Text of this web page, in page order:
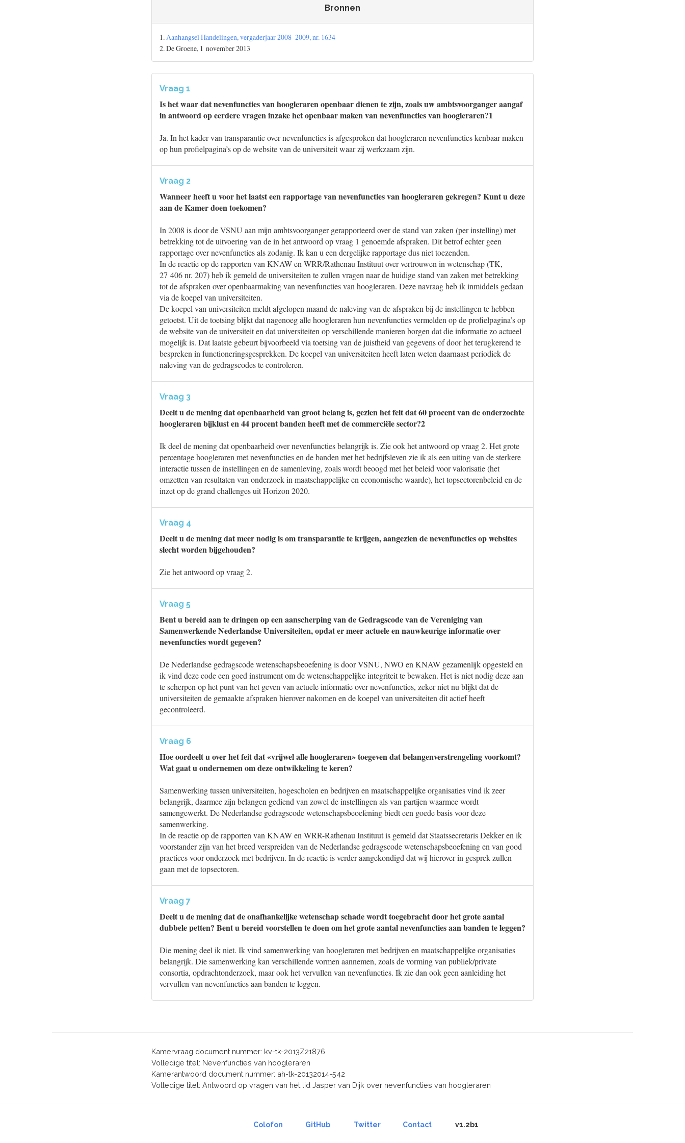
Bronnen
1.Aanhangsel Handelingen, vergaderjaar 2008–2009, nr. 1634
2. De Groene, 1 november 2013
Vraag 1
Is het waar dat nevenfuncties van hoogleraren openbaar dienen te zijn, zoals uw ambtsvoorganger aangaf
in antwoord op eerdere vragen inzake het openbaar maken van nevenfuncties van hoogleraren?1
Ja. In het kader van transparantie over nevenfuncties is afgesproken dat hoogleraren nevenfuncties kenbaar maken
op hun profielpagina’s op de website van de universiteit waar zij werkzaam zijn.
Vraag 2
Wanneer heeft u voor het laatst een rapportage van nevenfuncties van hoogleraren gekregen? Kunt u deze
aan de Kamer doen toekomen?
In 2008 is door de VSNU aan mijn ambtsvoorganger gerapporteerd over de stand van zaken (per instelling) met
betrekking tot de uitvoering van de in het antwoord op vraag 1 genoemde afspraken. Dit betrof echter geen
rapportage over nevenfuncties als zodanig. Ik kan u een dergelijke rapportage dus niet toezenden.
In de reactie op de rapporten van KNAW en WRR/Rathenau Instituut over vertrouwen in wetenschap (TK,
27 406 nr. 207) heb ik gemeld de universiteiten te zullen vragen naar de huidige stand van zaken met betrekking
tot de afspraken over openbaarmaking van nevenfuncties van hoogleraren. Deze navraag heb ik inmiddels gedaan
via de koepel van universiteiten.
De koepel van universiteiten meldt afgelopen maand de naleving van de afspraken bij de instellingen te hebben
getoetst. Uit de toetsing blijkt dat nagenoeg alle hoogleraren hun nevenfuncties vermelden op de profielpagina’s op
de website van de universiteit en dat universiteiten op verschillende manieren borgen dat die informatie zo actueel
mogelijk is. Dat laatste gebeurt bijvoorbeeld via toetsing van de juistheid van gegevens of door het terugkerend te
bespreken in functioneringsgesprekken. De koepel van universiteiten heeft laten weten daarnaast periodiek de
naleving van de gedragscodes te controleren.
Vraag 3
Deelt u de mening dat openbaarheid van groot belang is, gezien het feit dat 60 procent van de onderzochte
hoogleraren bijklust en 44 procent banden heeft met de commerciële sector?2
Ik deel de mening dat openbaarheid over nevenfuncties belangrijk is. Zie ook het antwoord op vraag 2. Het grote
percentage hoogleraren met nevenfuncties en de banden met het bedrijfsleven zie ik als een uiting van de sterkere
interactie tussen de instellingen en de samenleving, zoals wordt beoogd met het beleid voor valorisatie (het
omzetten van resultaten van onderzoek in maatschappelijke en economische waarde), het topsectorenbeleid en de
inzet op de grand challenges uit Horizon 2020.
Vraag 4
Deelt u de mening dat meer nodig is om transparantie te krijgen, aangezien de nevenfuncties op websites
slecht worden bijgehouden?
Zie het antwoord op vraag 2.
Vraag 5
Bent u bereid aan te dringen op een aanscherping van de Gedragscode van de Vereniging van
Samenwerkende Nederlandse Universiteiten, opdat er meer actuele en nauwkeurige informatie over
nevenfuncties wordt gegeven?
De Nederlandse gedragscode wetenschapsbeoefening is door VSNU, NWO en KNAW gezamenlijk opgesteld en
ik vind deze code een goed instrument om de wetenschappelijke integriteit te bewaken. Het is niet nodig deze aan
te scherpen op het punt van het geven van actuele informatie over nevenfuncties, zeker niet nu blijkt dat de
universiteiten de gemaakte afspraken hierover nakomen en de koepel van universiteiten dit actief heeft
gecontroleerd.
Vraag 6
Hoe oordeelt u over het feit dat «vrijwel alle hoogleraren» toegeven dat belangenverstrengeling voorkomt?
Wat gaat u ondernemen om deze ontwikkeling te keren?
Samenwerking tussen universiteiten, hogescholen en bedrijven en maatschappelijke organisaties vind ik zeer
belangrijk, daarmee zijn belangen gediend van zowel de instellingen als van partijen waarmee wordt
samengewerkt. De Nederlandse gedragscode wetenschapsbeoefening biedt een goede basis voor deze
samenwerking.
In de reactie op de rapporten van KNAW en WRR-Rathenau Instituut is gemeld dat Staatssecretaris Dekker en ik
voorstander zijn van het breed verspreiden van de Nederlandse gedragscode wetenschapsbeoefening en van good
practices voor onderzoek met bedrijven. In de reactie is verder aangekondigd dat wij hierover in gesprek zullen
gaan met de topsectoren.
Vraag 7
Deelt u de mening dat de onafhankelijke wetenschap schade wordt toegebracht door het grote aantal
dubbele petten? Bent u bereid voorstellen te doen om het grote aantal nevenfuncties aan banden te leggen?
Die mening deel ik niet. Ik vind samenwerking van hoogleraren met bedrijven en maatschappelijke organisaties
belangrijk. Die samenwerking kan verschillende vormen aannemen, zoals de vorming van publiek/private
consortia, opdrachtonderzoek, maar ook het vervullen van nevenfuncties. Ik zie dan ook geen aanleiding het
vervullen van nevenfuncties aan banden te leggen.
Kamervraag document nummer: kv-tk-2013Z21876
Volledige titel: Nevenfuncties van hoogleraren
Kamerantwoord document nummer: ah-tk-20132014-542
Volledige titel: Antwoord op vragen van het lid Jasper van Dijk over nevenfuncties van hoogleraren
Colofon GitHub Twitter Contact v1.2b1